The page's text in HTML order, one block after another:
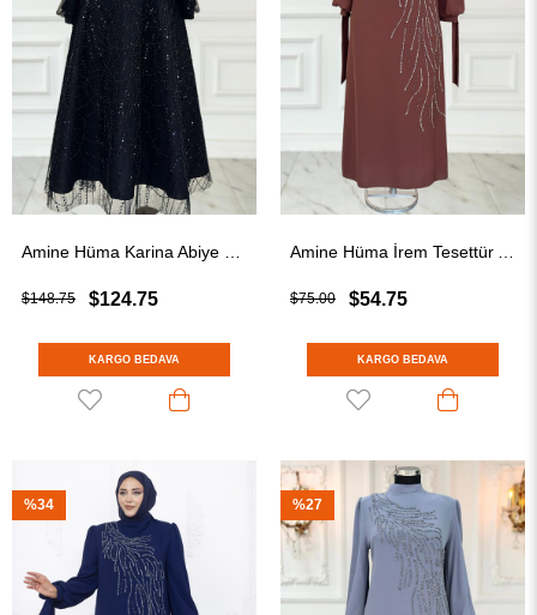
$124.75
$148.75
KARGO BEDAVA
$54.75
$75.00
KARGO BEDAVA
%34 %27